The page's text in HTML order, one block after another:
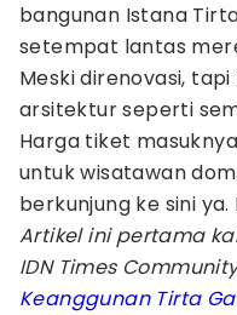
bangunan Istana
setempat lantas
Meski direnovasi,
arsitektur seperti
Harga tiket
untuk wisatawan
berkunjung ke sini
Artikel ini pertama
IDN Times
Keanggunan Tirta